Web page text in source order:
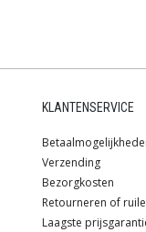
KLANTENSERVICE
Verzending
Bezorgkosten
Retourneren of
Laagste